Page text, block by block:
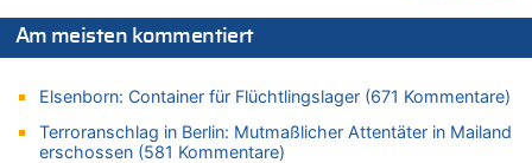
Zweite Hitzewelle in diesem Sommer ist jetzt amtlich
Zurück an den Rhein: Hendrich wechselt zum 1. FC Köln
06.08.2026 - 13:59 von Chips zu
Wasserstand des Rheins in NRW so niedrig wie noch nie
Am meisten kommentiert
Elsenborn: Container für Flüchtlingslager (671 Kommentare)
Terroranschlag in Berlin: Mutmaßlicher Attentäter in Mailand
erschossen (581 Kommentare)